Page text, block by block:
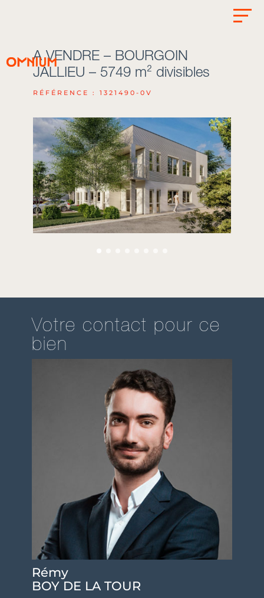
A VENDRE – BOURGOIN
JALLIEU – 5749 m² divisibles
RÉFÉRENCE : 1321490-0V
Votre contact pour ce
bien
Rémy
BOY DE LA TOUR